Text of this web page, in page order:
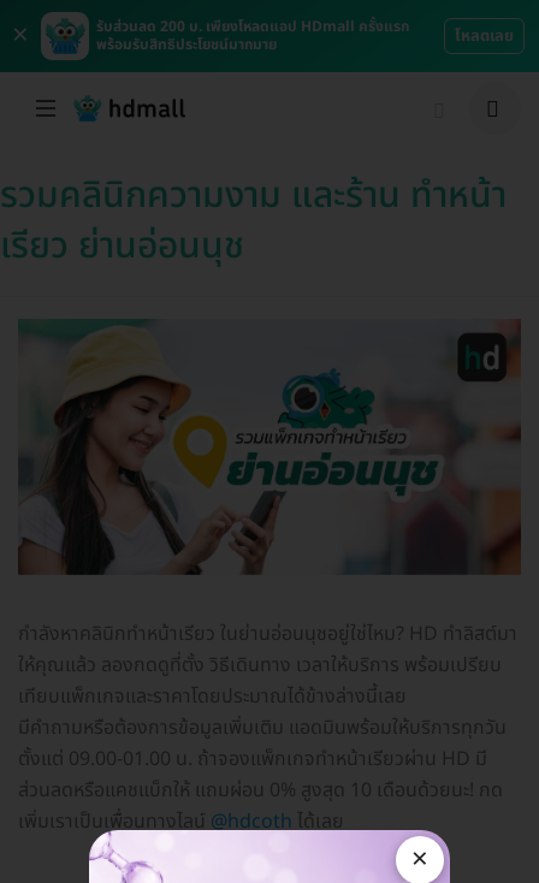
×
รับส่วนลด 200 บ. เพียงโหลดแอป HDmall ครั้งแรก
พร้อมรับสิทธิประโยชน์มากมาย
โหลดเลย
รวมคลินิกความงาม และร้าน ทำหน้า
เรียว ย่านอ่อนนุช
กำลังหาคลินิกทำหน้าเรียว ในย่านอ่อนนุชอยู่ใช่ไหม? HD ทำลิสต์มา
ให้คุณแล้ว ลองกดดูที่ตั้ง วิธีเดินทาง เวลาให้บริการ พร้อมเปรียบ
เทียบแพ็กเกจและราคาโดยประมาณได้ข้างล่างนี้เลย
มีคำถามหรือต้องการข้อมูลเพิ่มเติม แอดมินพร้อมให้บริการทุกวัน
ตั้งแต่ 09.00-01.00 น. ถ้าจองแพ็กเกจทำหน้าเรียวผ่าน HD มี
ส่วนลดหรือแคชแบ็กให้ แถมผ่อน 0% สูงสุด 10 เดือนด้วยนะ! กด
เพิ่มเราเป็นเพื่อนทางไลน์ @hdcoth ได้เลย
×